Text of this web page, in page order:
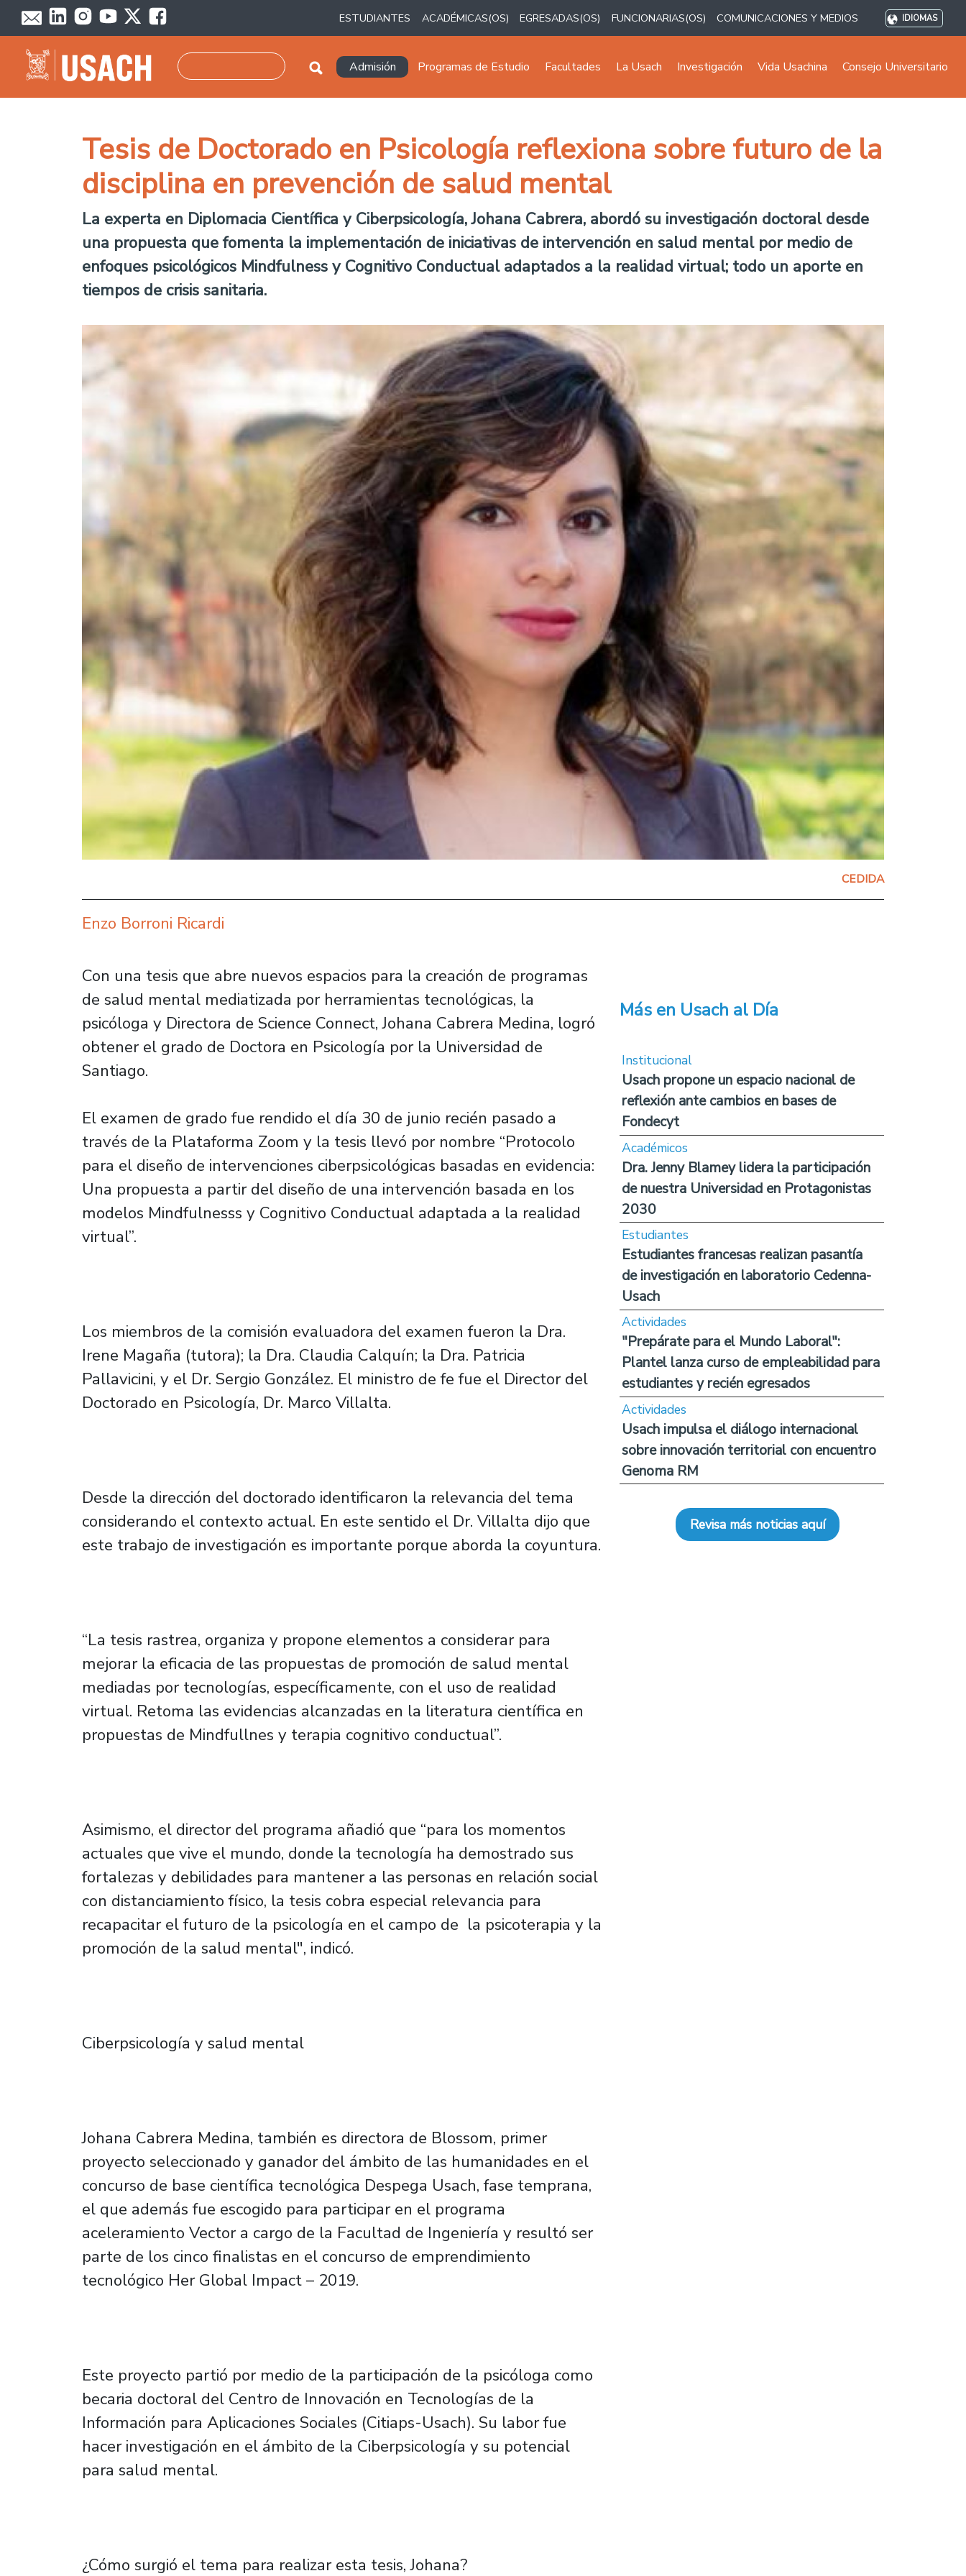
Pasar al contenido principal
ESTUDIANTES ACADÉMICAS(OS) EGRESADAS(OS) FUNCIONARIAS(OS) COMUNICACIONES Y MEDIOS IDIOMAS
Navegación principal
Admisión Programas de Estudio Facultades La Usach Investigación Vida Usachina Consejo Universitario
Tesis de Doctorado en Psicología reflexiona sobre futuro de la
disciplina en prevención de salud mental
La experta en Diplomacia Científica y Ciberpsicología, Johana Cabrera, abordó su investigación doctoral desde
una propuesta que fomenta la implementación de iniciativas de intervención en salud mental por medio de
enfoques psicológicos Mindfulness y Cognitivo Conductual adaptados a la realidad virtual; todo un aporte en
tiempos de crisis sanitaria.
CEDIDA
Enzo Borroni Ricardi
Con una tesis que abre nuevos espacios para la creación de programas
de salud mental mediatizada por herramientas tecnológicas, la
psicóloga y Directora de Science Connect, Johana Cabrera Medina, logró
obtener el grado de Doctora en Psicología por la Universidad de
Santiago.
El examen de grado fue rendido el día 30 de junio recién pasado a
través de la Plataforma Zoom y la tesis llevó por nombre “Protocolo
para el diseño de intervenciones ciberpsicológicas basadas en evidencia:
Una propuesta a partir del diseño de una intervención basada en los
modelos Mindfulnesss y Cognitivo Conductual adaptada a la realidad
virtual”.
Los miembros de la comisión evaluadora del examen fueron la Dra.
Irene Magaña (tutora); la Dra. Claudia Calquín; la Dra. Patricia
Pallavicini, y el Dr. Sergio González. El ministro de fe fue el Director del
Doctorado en Psicología, Dr. Marco Villalta.
Desde la dirección del doctorado identificaron la relevancia del tema
considerando el contexto actual. En este sentido el Dr. Villalta dijo que
este trabajo de investigación es importante porque aborda la coyuntura.
“La tesis rastrea, organiza y propone elementos a considerar para
mejorar la eficacia de las propuestas de promoción de salud mental
mediadas por tecnologías, específicamente, con el uso de realidad
virtual. Retoma las evidencias alcanzadas en la literatura científica en
propuestas de Mindfullnes y terapia cognitivo conductual”.
Asimismo, el director del programa añadió que “para los momentos
actuales que vive el mundo, donde la tecnología ha demostrado sus
fortalezas y debilidades para mantener a las personas en relación social
con distanciamiento físico, la tesis cobra especial relevancia para
recapacitar el futuro de la psicología en el campo de la psicoterapia y la
promoción de la salud mental", indicó.
Ciberpsicología y salud mental
Johana Cabrera Medina, también es directora de Blossom, primer
proyecto seleccionado y ganador del ámbito de las humanidades en el
concurso de base científica tecnológica Despega Usach, fase temprana,
el que además fue escogido para participar en el programa
aceleramiento Vector a cargo de la Facultad de Ingeniería y resultó ser
parte de los cinco finalistas en el concurso de emprendimiento
tecnológico Her Global Impact – 2019.
Este proyecto partió por medio de la participación de la psicóloga como
becaria doctoral del Centro de Innovación en Tecnologías de la
Información para Aplicaciones Sociales (Citiaps-Usach). Su labor fue
hacer investigación en el ámbito de la Ciberpsicología y su potencial
para salud mental.
¿Cómo surgió el tema para realizar esta tesis, Johana?
Más en Usach al Día
Institucional
Usach propone un espacio nacional de
reflexión ante cambios en bases de
Fondecyt
Académicos
Dra. Jenny Blamey lidera la participación
de nuestra Universidad en Protagonistas
2030
Estudiantes
Estudiantes francesas realizan pasantía
de investigación en laboratorio Cedenna-
Usach
Actividades
"Prepárate para el Mundo Laboral":
Plantel lanza curso de empleabilidad para
estudiantes y recién egresados
Actividades
Usach impulsa el diálogo internacional
sobre innovación territorial con encuentro
Genoma RM
Revisa más noticias aquí